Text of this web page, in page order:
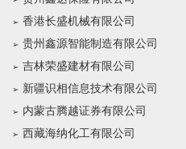
香港长盛机械有限公司
贵州鑫源智能制造有限公司
吉林荣盛建材有限公司
新疆识相信息技术有限公司
内蒙古腾越证券有限公司
西藏海纳化工有限公司